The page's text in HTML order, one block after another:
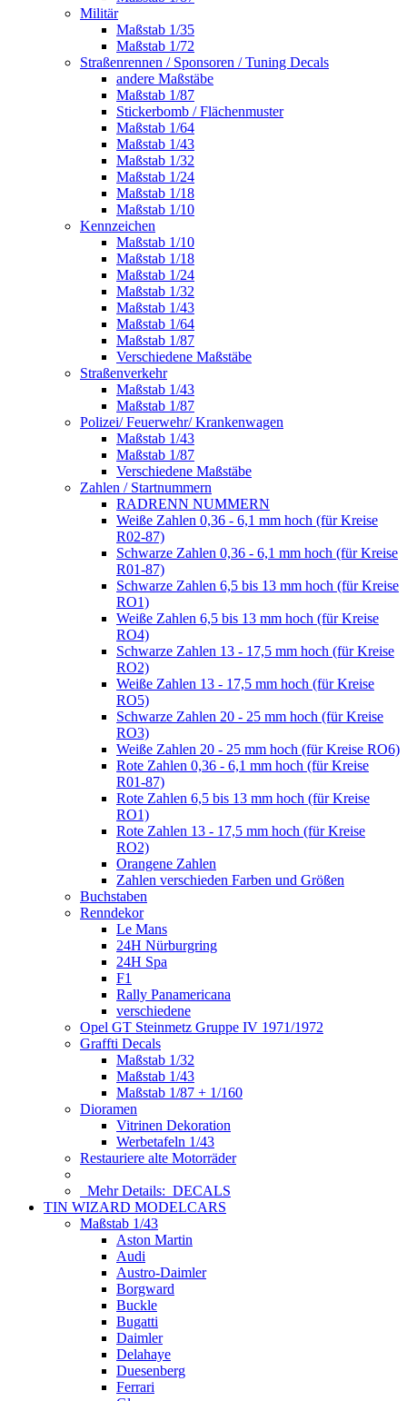
Militär
Maßstab 1/35
Maßstab 1/72
Straßenrennen / Sponsoren / Tuning Decals
andere Maßstäbe
Maßstab 1/87
Stickerbomb / Flächenmuster
Maßstab 1/64
Maßstab 1/43
Maßstab 1/32
Maßstab 1/24
Maßstab 1/18
Maßstab 1/10
Kennzeichen
Maßstab 1/10
Maßstab 1/18
Maßstab 1/24
Maßstab 1/32
Maßstab 1/43
Maßstab 1/64
Maßstab 1/87
Verschiedene Maßstäbe
Straßenverkehr
Maßstab 1/43
Maßstab 1/87
Polizei/ Feuerwehr/ Krankenwagen
Maßstab 1/43
Maßstab 1/87
Verschiedene Maßstäbe
Zahlen / Startnummern
RADRENN NUMMERN
Weiße Zahlen 0,36 - 6,1 mm hoch (für Kreise
R02-87)
Schwarze Zahlen 0,36 - 6,1 mm hoch (für Kreise
R01-87)
Schwarze Zahlen 6,5 bis 13 mm hoch (für Kreise
RO1)
Weiße Zahlen 6,5 bis 13 mm hoch (für Kreise
RO4)
Schwarze Zahlen 13 - 17,5 mm hoch (für Kreise
RO2)
Weiße Zahlen 13 - 17,5 mm hoch (für Kreise
RO5)
Schwarze Zahlen 20 - 25 mm hoch (für Kreise
RO3)
Weiße Zahlen 20 - 25 mm hoch (für Kreise RO6)
Rote Zahlen 0,36 - 6,1 mm hoch (für Kreise
R01-87)
Rote Zahlen 6,5 bis 13 mm hoch (für Kreise
RO1)
Rote Zahlen 13 - 17,5 mm hoch (für Kreise
RO2)
Orangene Zahlen
Zahlen verschieden Farben und Größen
Buchstaben
Renndekor
Le Mans
24H Nürburgring
24H Spa
F1
Rally Panamericana
verschiedene
Opel GT Steinmetz Gruppe IV 1971/1972
Graffti Decals
Maßstab 1/32
Maßstab 1/43
Maßstab 1/87 + 1/160
Dioramen
Vitrinen Dekoration
Werbetafeln 1/43
Restauriere alte Motorräder
Mehr Details: DECALS
TIN WIZARD MODELCARS
Maßstab 1/43
Aston Martin
Audi
Austro-Daimler
Borgward
Buckle
Bugatti
Daimler
Delahaye
Duesenberg
Ferrari